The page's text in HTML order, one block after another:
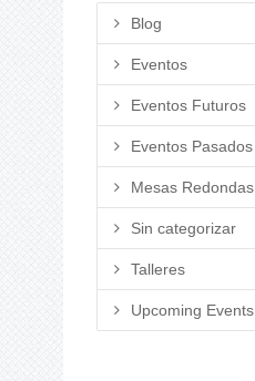
Blog
Eventos
Eventos Futuros
Eventos Pasados
Mesas Redondas
Sin categorizar
Talleres
Upcoming Events